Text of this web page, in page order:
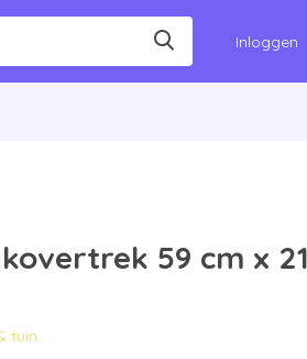
Inloggen
59 cm x
tuin